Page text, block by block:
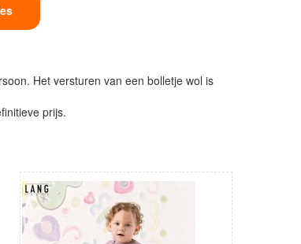
Het versturen van een bolletje wol is
prijs.